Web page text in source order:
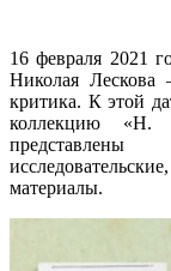
16 февраля 2021
Николая Лескова
критика. К этой
коллекцию «Н.
представлены
материалы.